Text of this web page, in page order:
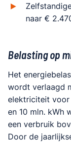
naar €
Belasting op
Het
wordt verlaagd
elektriciteit voor
en 10 mln. kWh
een verbruik
Door de